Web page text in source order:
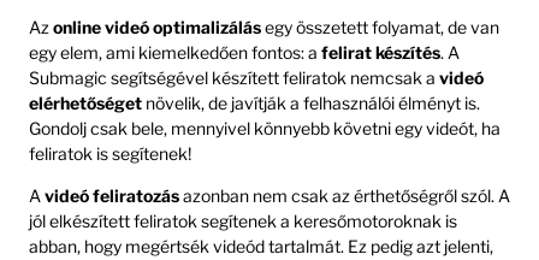
Az online videó optimalizálásegy összetett folyamat, de van
egy elem, ami kiemelkedően fontos: a felirat készítés. A
Submagic segítségével készített feliratok nemcsak a videó
elérhetőséget növelik, de javítják a felhasználói élményt is.
Gondolj csak bele, mennyivel könnyebb követni egy videót, ha
feliratok is segítenek!
Avideó feliratozásazonban nem csak az érthetőségről szól. A
jól elkészített feliratok segítenek a keresőmotoroknak is
abban, hogy megértsék videód tartalmát. Ez pedig azt jelenti,